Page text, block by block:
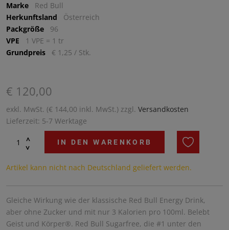
Marke
Red Bull
Herkunftsland
Österreich
Packgröße
96
VPE
1 VPE = 1 tr
Grundpreis
€ 1,25 / Stk.
€ 120,00
exkl. MwSt. (€ 144,00 inkl. MwSt.) zzgl. Versandkosten
Lieferzeit: 5-7 Werktage
^
^
IN DEN WARENKORB
Artikel kann nicht nach Deutschland geliefert werden.
Gleiche Wirkung wie der klassische Red Bull Energy Drink,
aber ohne Zucker und mit nur 3 Kalorien pro 100ml. Belebt
Geist und Körper®. Red Bull Sugarfree, die #1 unter den